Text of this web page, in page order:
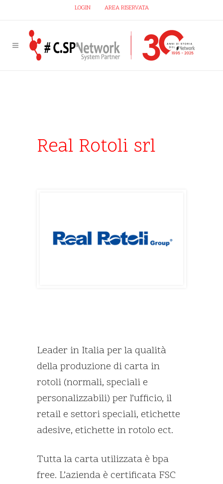
LOGIN AREA RISERVATA
Real Rotoli srl
Leader in Italia per la qualità
della produzione di carta in
rotoli (normali, speciali e
personalizzabili) per l’ufficio, il
retail e settori speciali, etichette
adesive, etichette in rotolo ect.
Tutta la carta utilizzata è bpa
free. L’azienda è certificata FSC